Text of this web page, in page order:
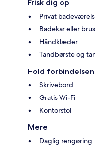
Frisk dig op
Privat
Badekar eller
Håndklæder
Tandbørste og
Hold forbindelsen
Skrivebord
Gratis Wi-Fi
Kontorstol
Mere
Daglig rengøring